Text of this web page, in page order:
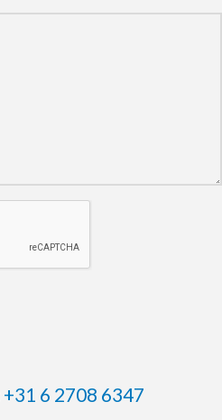
+31 6 2708 6347